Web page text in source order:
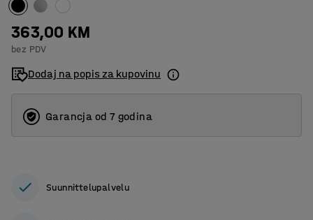
363,00 KM
bez PDV
Dodaj na popis za kupovinu
Garancja od 7 godina
Suunnittelupalvelu